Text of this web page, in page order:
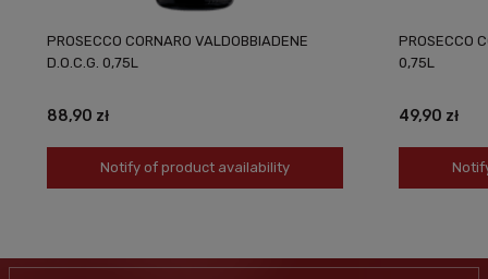
PROSECCO CORNARO VALDOBBIADENE
D.O.C.G. 0,75L
88,90 zł
Notify of product availability
PROSECCO
0,75L
49,90 zł